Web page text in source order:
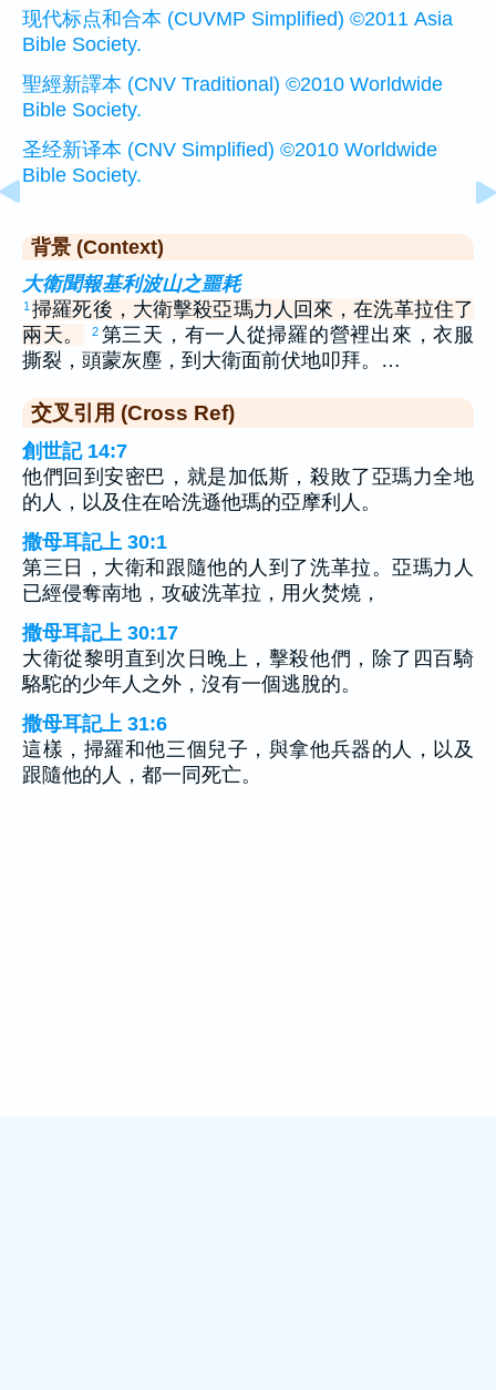
现代标点和合本 (CUVMP Simplified) ©2011 Asia
Bible Society.
聖經新譯本 (CNV Traditional) ©2010 Worldwide
Bible Society.
圣经新译本 (CNV Simplified) ©2010 Worldwide
Bible Society.
背景 (Context)
大衛聞報基利波山之噩耗
1 掃羅死後，大衛擊殺亞瑪力人回來，在洗革拉住了
兩天。
2 第三天，有一人從掃羅的營裡出來，衣服
撕裂，頭蒙灰塵，到大衛面前伏地叩拜。…
交叉引用 (Cross Ref)
創世記 14:7
他們回到安密巴，就是加低斯，殺敗了亞瑪力全地
的人，以及住在哈洗遜他瑪的亞摩利人。
撒母耳記上 30:1
第三日，大衛和跟隨他的人到了洗革拉。亞瑪力人
已經侵奪南地，攻破洗革拉，用火焚燒，
撒母耳記上 30:17
大衛從黎明直到次日晚上，擊殺他們，除了四百騎
駱駝的少年人之外，沒有一個逃脫的。
撒母耳記上 31:6
這樣，掃羅和他三個兒子，與拿他兵器的人，以及
跟隨他的人，都一同死亡。